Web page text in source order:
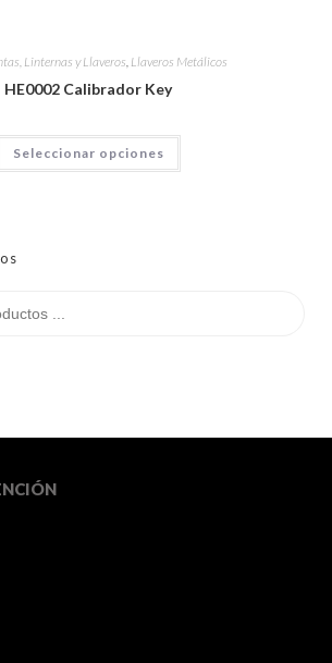
Linternas y Llaveros, Llaveros Metálicos
HE0002 Calibrador Key
Seleccionar opciones